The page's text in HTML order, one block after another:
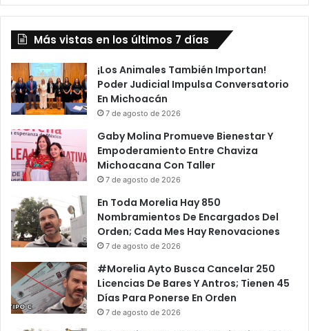
Más vistas en los últimos 7 días
¡Los Animales También Importan!
Poder Judicial Impulsa Conversatorio
En Michoacán
7 de agosto de 2026
Gaby Molina Promueve Bienestar Y
Empoderamiento Entre Chaviza
Michoacana Con Taller
7 de agosto de 2026
En Toda Morelia Hay 850
Nombramientos De Encargados Del
Orden; Cada Mes Hay Renovaciones
7 de agosto de 2026
#Morelia Ayto Busca Cancelar 250
Licencias De Bares Y Antros; Tienen 45
Días Para Ponerse En Orden
7 de agosto de 2026